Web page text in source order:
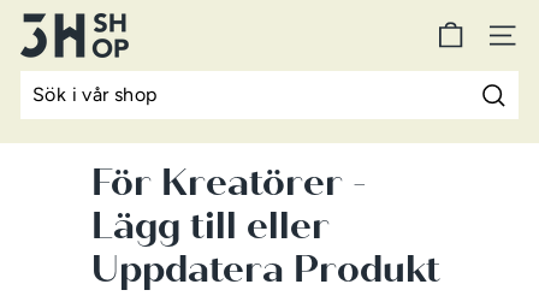
Hoppa
innehåll
3
H
S
Sök
För Kreatörer -
Lägg till eller
Uppdatera Produkt